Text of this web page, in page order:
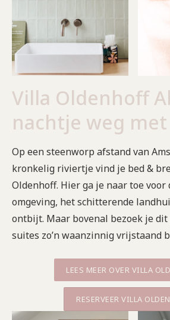
Villa Oldenhoff
nachtje weg met
Op een steenworp afstand van
kronkelig riviertje vind je bed &
Oldenhoff. Hier ga je naar toe voor
omgeving, het schitterende
ontbijt. Maar bovenal bezoek je
suites zo’n waanzinnig vrijstaand
LEES MEER OVER VILLA
RESERVEER VILLA